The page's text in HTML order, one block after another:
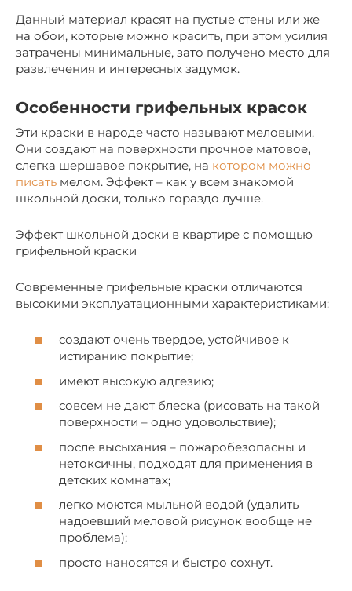
Данный материал красят на пустые стены или же
на обои, которые можно красить, при этом усилия
затрачены минимальные, зато получено место для
развлечения и интересных задумок.
Особенности грифельных красок
Эти краски в народе часто называют меловыми.
Они создают на поверхности прочное матовое,
слегка шершавое покрытие, на котором можно
писать мелом. Эффект – как у всем знакомой
школьной доски, только гораздо лучше.
Эффект школьной доски в квартире с помощью
грифельной краски
Современные грифельные краски отличаются
высокими эксплуатационными характеристиками:
создают очень твердое, устойчивое к
истиранию покрытие;
имеют высокую адгезию;
совсем не дают блеска (рисовать на такой
поверхности – одно удовольствие);
после высыхания – пожаробезопасны и
нетоксичны, подходят для применения в
детских комнатах;
легко моются мыльной водой (удалить
надоевший меловой рисунок вообще не
проблема);
просто наносятся и быстро сохнут.